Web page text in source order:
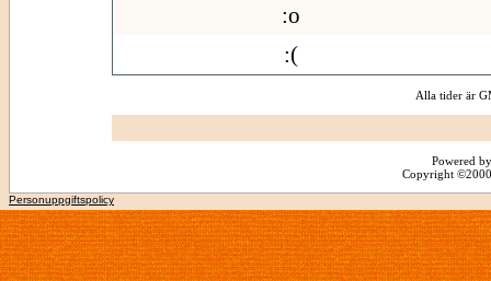
:o
:(
Alla tider är
Powered
Copyright
Personuppgiftspolicy